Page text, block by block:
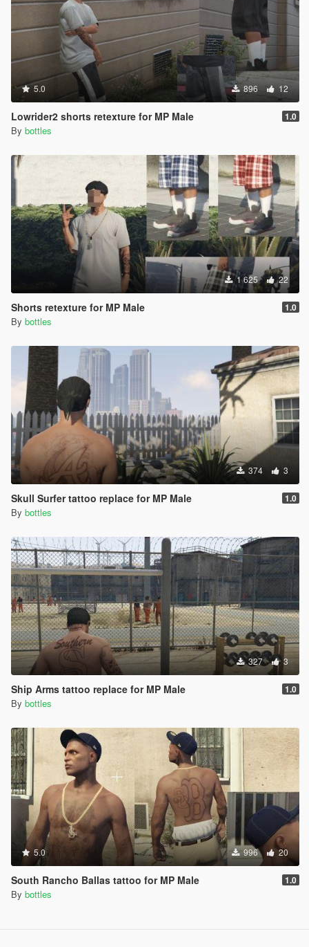
5.0 896 12
Lowrider2 shorts retexture for MP Male 1.0
By bottles
1 625 22
Shorts retexture for MP Male 1.0
By bottles
374 3
Skull Surfer tattoo replace for MP Male 1.0
By bottles
327 3
Ship Arms tattoo replace for MP Male 1.0
By bottles
5.0 996 20
South Rancho Ballas tattoo for MP Male 1.0
By bottles